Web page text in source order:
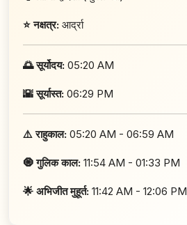
⭐ नक्षत्र: आर्द्रा
🌅 सूर्योदय: 05:20 AM
🌇 सूर्यास्त: 06:29 PM
⚠️ राहुकाल: 05:20 AM - 06:59 AM
🧿 गुलिक काल: 11:54 AM - 01:33 PM
🌟 अभिजीत मुहूर्त: 11:42 AM - 12:06 PM